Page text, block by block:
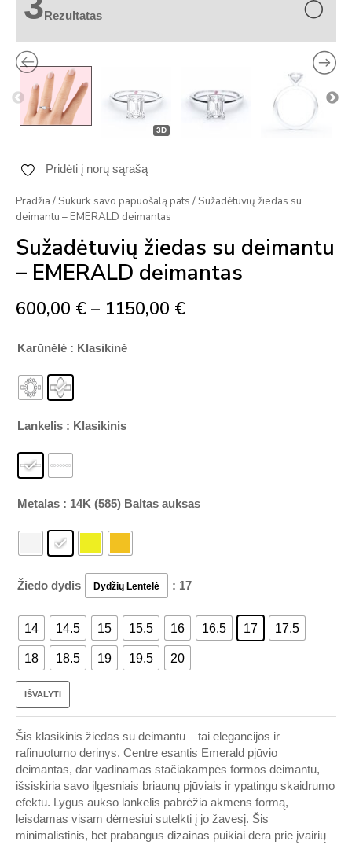
Rezultatas
3D
Pridėti į norų sąrašą
Pradžia /Sukurk savo papuošalą pats / Sužadėtuvių žiedas su
deimantu – EMERALD deimantas
Sužadėtuvių žiedas su deimantu
– EMERALD deimantas
600,00 € – 1150,00 €
range:
through
1150,00 €
Karūnėlė : Klasikinė
Lankelis : Klasikinis
Metalas : 14K (585) Baltas auksas
Žiedo dydis Dydžių Lentelė : 17
14 14.5 15 15.5 16 16.5 17 17.5
18 18.5 19 19.5 20
IŠVALYTI
Šis klasikinis žiedas su deimantu – tai elegancijos ir
rafinuotumo derinys. Centre esantis Emerald pjūvio
deimantas, dar vadinamas stačiakampės formos deimantu,
išsiskiria savo ilgesniais briaunų pjūviais ir ypatingu skaidrumo
efektu. Lygus aukso lankelis pabrėžia akmens formą,
leisdamas visam dėmesiui sutelkti į jo žavesį. Šis
minimalistinis, bet prabangus dizainas puikiai dera prie įvairių